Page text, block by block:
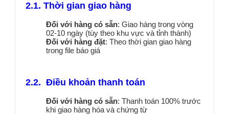
2.1. Thời gian giao hàng
Đối với hàng có sẵn: Giao hàng trong vòng
02-10 ngày (tùy theo khu vực và tỉnh thành)
Đối với hàng đặt: Theo thời gian giao hàng
trong file báo giá
2.2. Điều khoản thanh toán
Đối với hàng có sẵn: Thanh toán 100% trước
khi giao hàng hóa và chứng từ